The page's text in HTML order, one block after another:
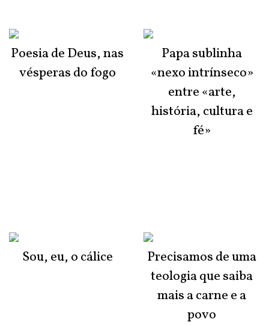
Poesia de Deus, nas
vésperas do fogo
Sou, eu, o cálice
Papa sublinha
«nexo intrínseco»
entre «arte,
história, cultura e
fé»
Precisamos de uma
teologia que saiba
mais a carne e a
povo